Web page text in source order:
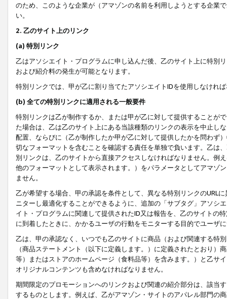
のため、このような企業が（アマゾンの名前を利用しようとする企業
い。
2. 乙のサイト上のリンク
(a) 特別リンク
乙はアソシエイト・プログラムに申し込んだ後、乙のサイト上に特別
および紹介料の発生が可能となります。
特別リンクでは、甲が乙に割り当てたアソシエイトIDを使用しなけれ
(b) 全ての特別リンクに適用される一般要件
特別リンクは乙が制作するか、または甲が乙に対して提供することが
た場合は、乙は乙のサイト上にある当該種類のリンクの表示を中止し
配置、ならびに（乙が制作したか甲が乙に対して提供したかを問わず
切なフォーマットを含むことを確認する責任を単独で負います。乙は
別リンクは、乙のサイトから直接アクセスしなければなりません。例
他のフォーマットとして表示されます。）をパラメータとしてアマゾ
ません。
乙が希望する場合、甲の承認を条件として、異なる特別リンクのURL
ニターし最適化することができるように、追加の「サブタグ」アソシ
イト・プログラムに関連して提供されたID又は報告を、乙のサイトの
に到着したときに、かかるユーザの行動をモニターする目的でユーザ
乙は、甲の承認なく、いつでも乙のサイトに商品（および関連する特
（商品ステートメント（以下に定義します。）に定義されたとおり
等）またはストアのホームページ（食料品等）を含みます。）と乙サ
オリジナルコンテンツも含めなければなりません。
期間限定のプロモーションへのリンクおよび関連の紹介部分は、該当
するものとします。例えば、乙がアマゾン・サイトのアパレル部門の